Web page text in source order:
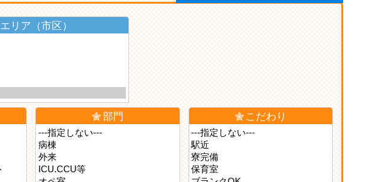
エリア（市区）
部門 こだわり